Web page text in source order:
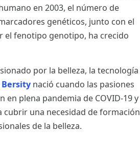
en 2003, el número de
genéticos, junto con el
fenotipo genotipo, ha crecido
por la belleza, la tecnología
Bersity nació cuando las pasiones
plena pandemia de COVID-19 y
cubrir una necesidad de formación
de la belleza.